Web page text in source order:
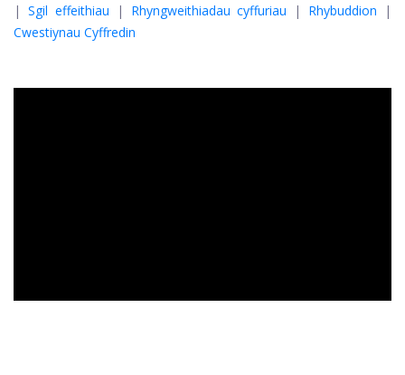
| Sgil effeithiau | Rhyngweithiadau cyffuriau | Rhybuddion |
Cwestiynau Cyffredin